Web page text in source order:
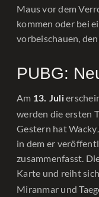
Maus vor dem
kommen oder bei
vorbeischauen,
PUBG:
Am 13. Juli
werden die ersten
Gestern hat
in dem er
zusammenfasst.
Karte und reiht
Miranmar und